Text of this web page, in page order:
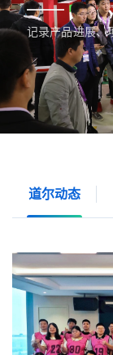
记录产品进展、
道尔动态